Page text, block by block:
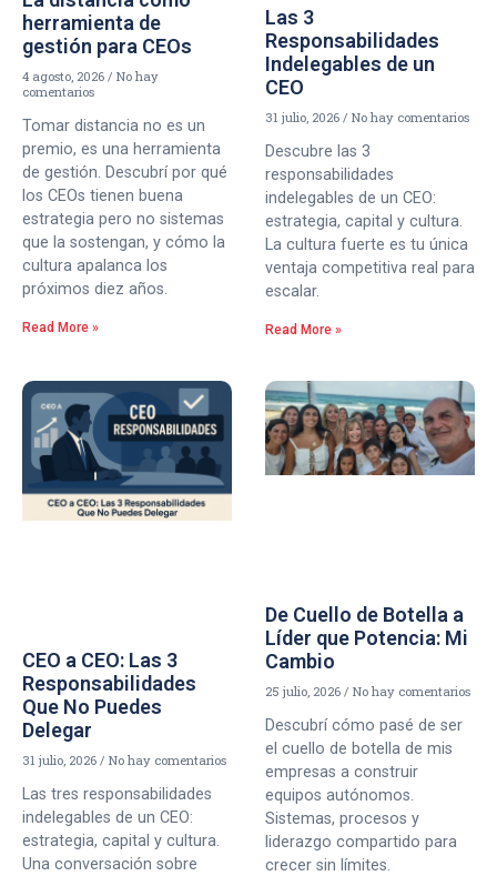
herramienta de
gestión para CEOs
4 agosto, 2026
No hay
comentarios
Tomar distancia no es un
premio, es una herramienta
de gestión. Descubrí por qué
los CEOs tienen buena
estrategia pero no sistemas
que la sostengan, y cómo la
cultura apalanca los
próximos diez años.
Read More »
Las 3
Responsabilidades
Indelegables de un
CEO
31 julio, 2026 No hay comentarios
Descubre las 3
responsabilidades
indelegables de un CEO:
estrategia, capital y cultura.
La cultura fuerte es tu única
ventaja competitiva real para
escalar.
Read More »
CEO a CEO: Las 3
Responsabilidades
Que No Puedes
Delegar
31 julio, 2026 No hay comentarios
Las tres responsabilidades
indelegables de un CEO:
estrategia, capital y cultura.
Una conversación sobre
De Cuello de Botella a
Líder que Potencia: Mi
Cambio
25 julio, 2026 No hay comentarios
Descubrí cómo pasé de ser
el cuello de botella de mis
empresas a construir
equipos autónomos.
Sistemas, procesos y
liderazgo compartido para
crecer sin límites.